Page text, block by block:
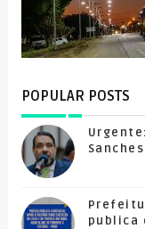
POPULAR POSTS
Sanches
publica